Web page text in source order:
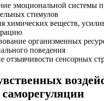
эмоциональной системы
стимулов
химических веществ,
организменных
поведения
отзывчивости сенсорных
саморегуляции